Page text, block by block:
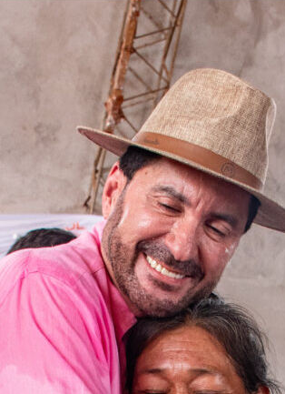
of
and be part
email address on our website or click